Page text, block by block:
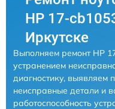
HP 17-
Иркутске
Выполняем ремонт HP
устранением
диагностику, выявляем
неисправные детали и
работоспособность